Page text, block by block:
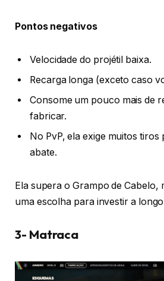
Pontos negativos
Velocidade do projétil baixa.
Recarga longa (exceto caso
Consome um pouco mais de
fabricar.
No PvP, ela exige muitos tiros
abate.
Ela supera o Grampo de Cabelo,
uma escolha para investir a
3- Matraca